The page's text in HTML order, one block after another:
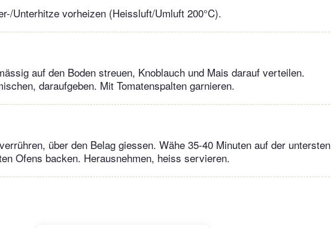
Unterhitze vorheizen (Heissluft/Umluft 200°C).
auf den Boden streuen, Knoblauch und Mais darauf verteilen.
daraufgeben. Mit Tomatenspalten garnieren.
über den Belag giessen. Wähe 35-40 Minuten auf der untersten
Ofens backen. Herausnehmen, heiss servieren.